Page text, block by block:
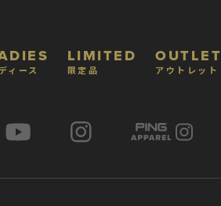
ィース
LIMITED
限定品 アウトレッ